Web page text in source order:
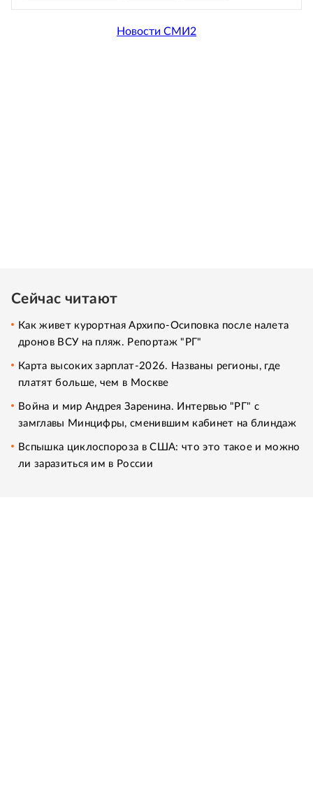
Новости СМИ2
Сейчас читают
Как живет курортная Архипо-Осиповка после налета
дронов ВСУ на пляж. Репортаж "РГ"
Карта высоких зарплат-2026. Названы регионы, где
платят больше, чем в Москве
Война и мир Андрея Заренина. Интервью "РГ" с
замглавы Минцифры, сменившим кабинет на блиндаж
Вспышка циклоспороза в США: что это такое и можно
ли заразиться им в России